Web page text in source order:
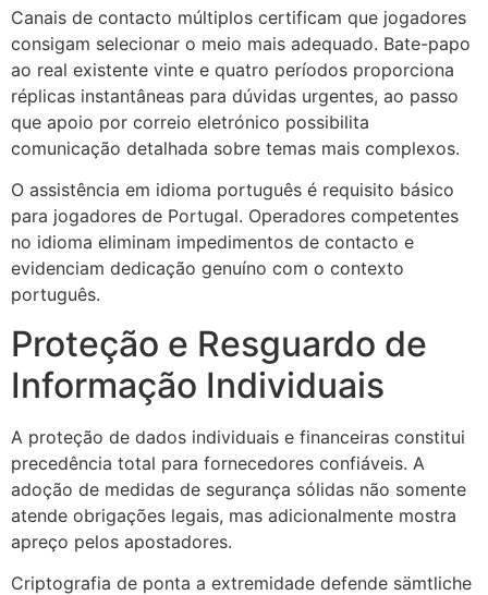
Canais de contacto múltiplos certificam que jogadores
consigam selecionar o meio mais adequado. Bate-papo
ao real existente vinte e quatro períodos proporciona
réplicas instantâneas para dúvidas urgentes, ao passo
que apoio por correio eletrónico possibilita
comunicação detalhada sobre temas mais complexos.
O assistência em idioma português é requisito básico
para jogadores de Portugal. Operadores competentes
no idioma eliminam impedimentos de contacto e
evidenciam dedicação genuíno com o contexto
português.
Proteção e Resguardo de
Informação Individuais
A proteção de dados individuais e financeiras constitui
precedência total para fornecedores confiáveis. A
adoção de medidas de segurança sólidas não somente
atende obrigações legais, mas adicionalmente mostra
apreço pelos apostadores.
Criptografia de ponta a extremidade defende sämtliche